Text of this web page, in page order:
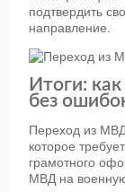
подтвердить
направление.
Итоги:
без
Переход из
которое
грамотного
МВД на